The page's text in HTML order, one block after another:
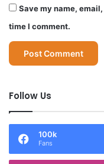
Save my name,
time I comment.
Follow Us
100k
Fans